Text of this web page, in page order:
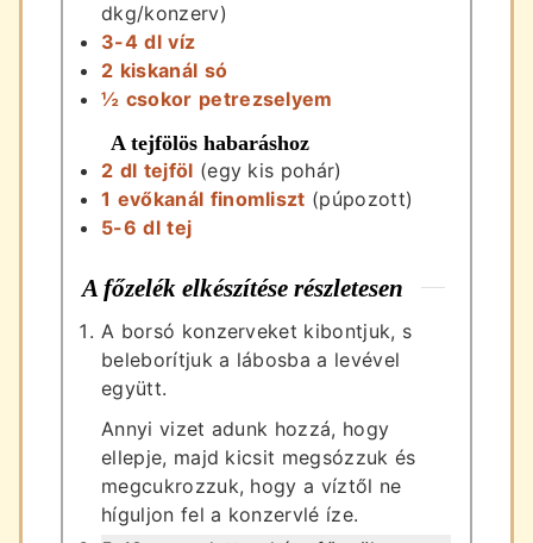
dkg/konzerv)
3-4 dl víz
2 kiskanál só
½ csokor petrezselyem
A tejfölös habaráshoz
2 dl tejföl (egy kis pohár)
1 evőkanál finomliszt (púpozott)
5-6 dl tej
A főzelék elkészítése részletesen
A borsó konzerveket kibontjuk, s
beleborítjuk a lábosba a levével
együtt.
Annyi vizet adunk hozzá, hogy
ellepje, majd kicsit megsózzuk és
megcukrozzuk, hogy a víztől ne
híguljon fel a konzervlé íze.